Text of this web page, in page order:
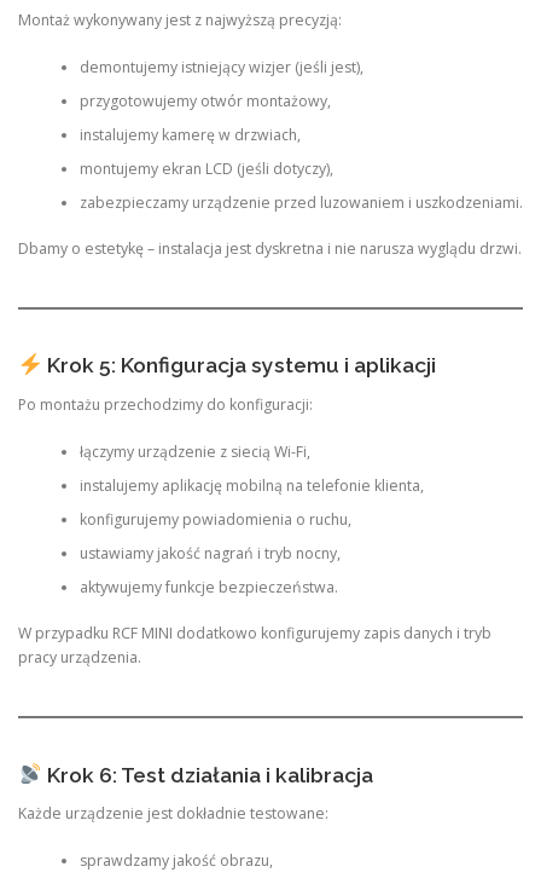
Montaż wykonywany jest z najwyższą precyzją:
demontujemy istniejący wizjer (jeśli jest),
przygotowujemy otwór montażowy,
instalujemy kamerę w drzwiach,
montujemy ekran LCD (jeśli dotyczy),
zabezpieczamy urządzenie przed luzowaniem i uszkodzeniami.
Dbamy o estetykę – instalacja jest dyskretna i nie narusza wyglądu drzwi.
Krok 5: Konfiguracja systemu i aplikacji
Po montażu przechodzimy do konfiguracji:
łączymy urządzenie z siecią Wi-Fi,
instalujemy aplikację mobilną na telefonie klienta,
konfigurujemy powiadomienia o ruchu,
ustawiamy jakość nagrań i tryb nocny,
aktywujemy funkcje bezpieczeństwa.
W przypadku RCF MINI dodatkowo konfigurujemy zapis danych i tryb
pracy urządzenia.
Krok 6: Test działania i kalibracja
Każde urządzenie jest dokładnie testowane:
sprawdzamy jakość obrazu,